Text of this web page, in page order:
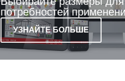
потребностей
УЗНАЙТЕ БОЛЬШЕ